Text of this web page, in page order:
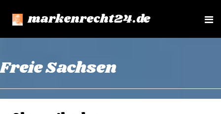
markenrecht24.de
e
Freie Sachsen